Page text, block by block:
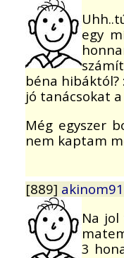
egy
béna hibáktól?
jó tanácsokat
Még egyszer
nem kaptam
[889] akinom91
Na
3